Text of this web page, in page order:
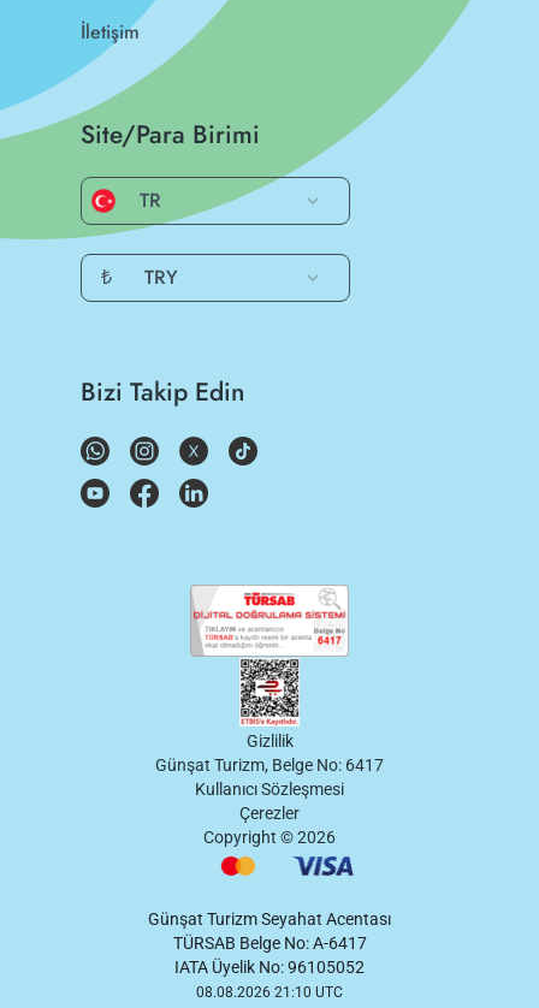
İletişim
Site/Para Birimi
TR
₺ TRY
Bizi Takip Edin
Gizlilik
Günşat Turizm, Belge No: 6417
Kullanıcı Sözleşmesi
Çerezler
Copyright ©2026
Günşat Turizm Seyahat Acentası
TÜRSAB Belge No: A-6417
IATA Üyelik No: 96105052
08.08.2026 21:10 UTC